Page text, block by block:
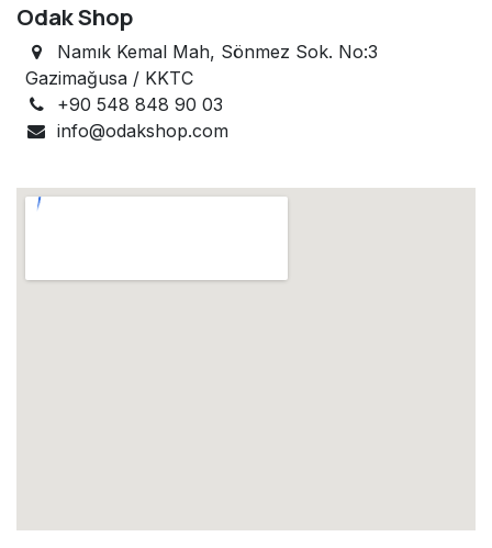
Odak Shop
Namık Kemal Mah, Sönmez Sok. No:3
Gazimağusa / KKTC
+90 548 848 90 03
info@odakshop.com